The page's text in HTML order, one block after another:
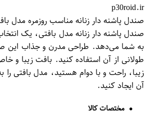
p30roid.ir
صندل پاشنه دار زنانه مناسب روزمره مدل
صندل پاشنه دار زنانه مدل بافتی، یک
به شما می‌دهد. طراحی مدرن و جذاب این
طولانی از آن استفاده کنید. بافت زیبا
زیبا، راحت و با دوام هستید، مدل بافتی
آن ایجاد کنید.
مختصات کالا